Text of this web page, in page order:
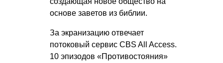
основе заветов из библии.
За экранизацию отвечает
потоковый сервис CBS All Access.
10 эпизодов «Противостояния»